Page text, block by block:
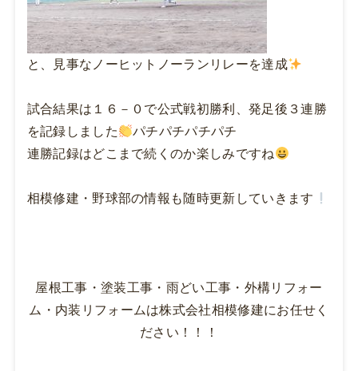
と、見事なノーヒットノーランリレーを達成
試合結果は１６－０で公式戦初勝利、発足後３連勝
を記録しました
パチパチパチパチ
連勝記録はどこまで続くのか楽しみですね
相模修建・野球部の情報も随時更新していきます
屋根工事・塗装工事・雨どい工事・外構リフォー
ム・内装リフォームは株式会社相模修建にお任せく
ださい！！！